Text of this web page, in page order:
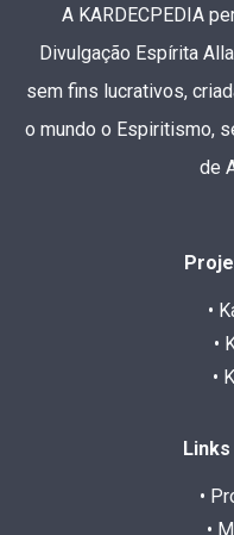
A KARDECPEDIA
Divulgação Espírita
sem fins lucrativos,
o mundo o Espiritismo,
de
•
•
•
•
•